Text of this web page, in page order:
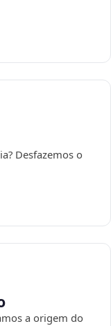
Desfazemos o
a origem do